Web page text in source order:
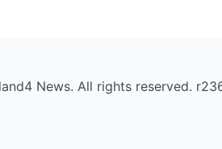
News. All rights reserved.